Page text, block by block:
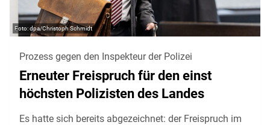
dpa/Christoph Schmidt
Prozess gegen den Inspekteur der Polizei
Erneuter Freispruch für den einst
höchsten Polizisten des Landes
Es hatte sich bereits abgezeichnet: der Freispruch im